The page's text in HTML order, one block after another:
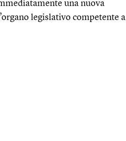
una nuova
legislativo competente a